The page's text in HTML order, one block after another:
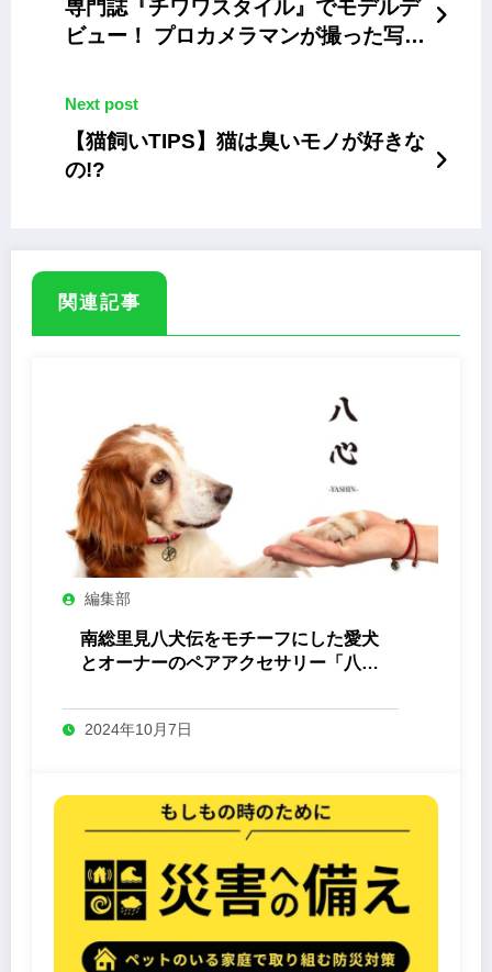
専門誌『チワワスタイル』でモデルデ
ビュー！ プロカメラマンが撮った写真
Next post
【猫飼いTIPS】猫は臭いモノが好きな
の!?
関連記事
編集部
南総里見八犬伝をモチーフにした愛犬
とオーナーのペアアクセサリー「八心
2024年10月7日